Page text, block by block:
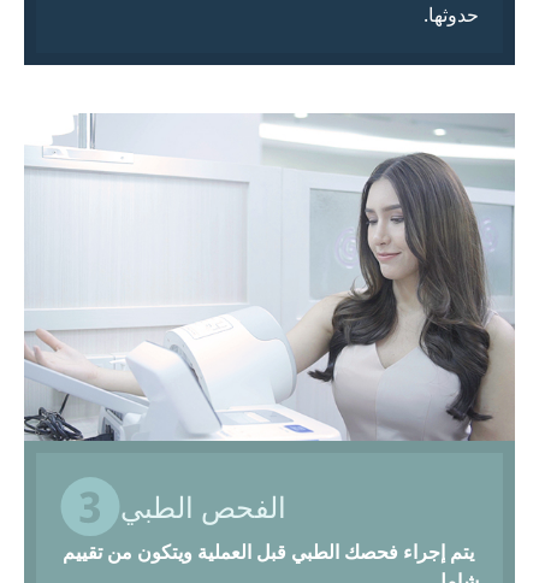
حدوثها.
الفحص الطبي
يتم إجراء فحصك الطبي قبل العملية ويتكون من تقييم